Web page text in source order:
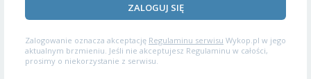
ZALOGUJ SIĘ
Zalogowanie oznacza akceptację Regulaminu serwisu Wykop.pl w jego
aktualnym brzmieniu. Jeśli nie akceptujesz Regulaminu w całości,
prosimy o niekorzystanie z serwisu.